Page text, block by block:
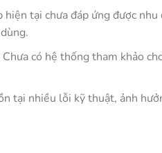
hiện tại chưa đáp ứng được
Chưa có hệ thống tham khảo
tại nhiều lỗi kỹ thuật, ảnh